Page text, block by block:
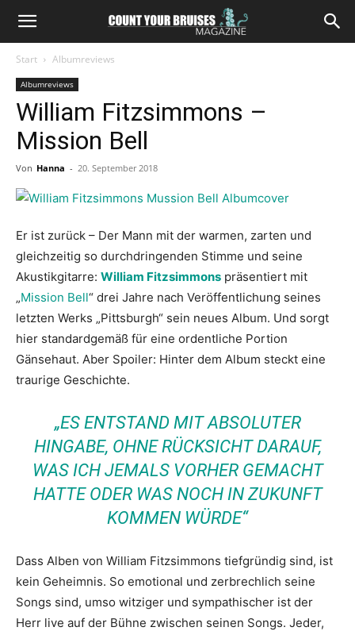
Start Albumreviews
Albumreviews
William Fitzsimmons –
Mission Bell
Von Hanna - 20. September 2018
Er ist zurück – Der Mann mit der warmen, zarten und
gleichzeitig so durchdringenden Stimme und seine
Akustikgitarre: William Fitzsimmons präsentiert mit
„Mission Bell“ drei Jahre nach Veröffentlichung seines
letzten Werks „Pittsburgh“ sein neues Album. Und sorgt
hier standardgemäß für eine ordentliche Portion
Gänsehaut. Aber Spoiler: Hinter dem Album steckt eine
traurige Geschichte.
„ES ENTSTAND MIT ABSOLUTER
HINGABE, OHNE RÜCKSICHT DARAUF,
WAS ICH JEMALS VORHER GEMACHT
HATTE ODER WAS NOCH IN ZUKUNFT
KOMMEN WÜRDE“
Dass Alben von William Fitzsimmons tiefgründig sind, ist
kein Geheimnis. So emotional und zerbrechlich seine
Songs sind, umso witziger und sympathischer ist der
Herr live auf der Bühne zwischen seinen Songs. Jeder,